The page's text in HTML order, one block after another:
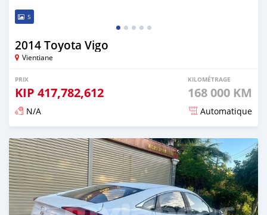
5
2014 Toyota Vigo
Vientiane
PRIX
KIP 417,782,612
KILOMÉTRAGE
168 000 KM
N/A Automatique
Publié il y a environ 3 ans